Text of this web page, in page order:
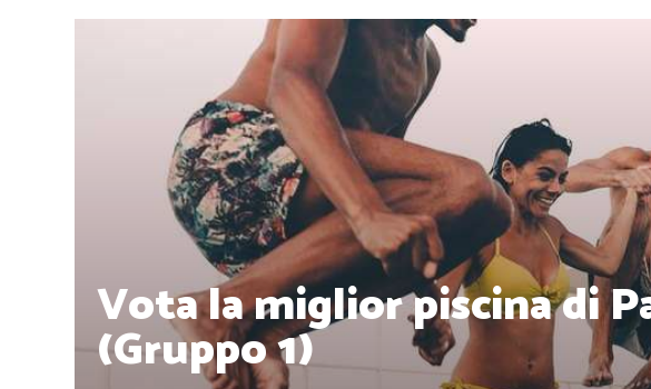
Vota la miglior piscina di
(Gruppo 1)